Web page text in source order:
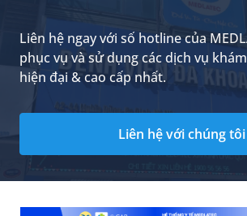
Liên hệ ngay với số hotline của
phục vụ và sử dụng các dịch vụ
hiện đại & cao cấp nhất.
Liên hệ với chúng tôi